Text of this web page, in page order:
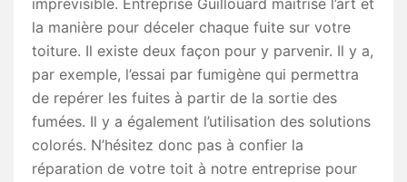
imprévisible. Entreprise Guillouard maitrise l’art et
la manière pour déceler chaque fuite sur votre
toiture. Il existe deux façon pour y parvenir. Il y a,
par exemple, l’essai par fumigène qui permettra
de repérer les fuites à partir de la sortie des
fumées. Il y a également l’utilisation des solutions
colorés. N’hésitez donc pas à confier la
réparation de votre toit à notre entreprise pour